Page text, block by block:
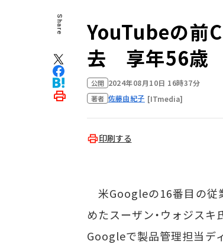
Share
YouTubeの前
去 享年56歳
公開 2024年08月10日 16時37分
著者 佐藤由紀子 [ITmedia]
印刷する
米Googleの16番目の従
めたスーザン・ウォジスキ
Googleで製品管理担当デ